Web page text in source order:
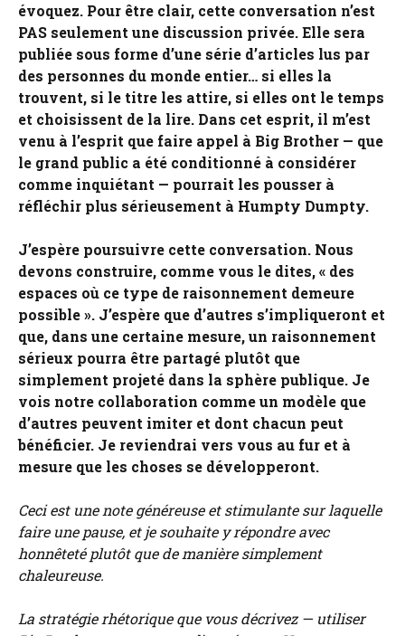
évoquez. Pour être clair, cette conversation n’est
PAS seulement une discussion privée. Elle sera
publiée sous forme d’une série d’articles lus par
des personnes du monde entier… si elles la
trouvent, si le titre les attire, si elles ont le temps
et choisissent de la lire. Dans cet esprit, il m’est
venu à l’esprit que faire appel à Big Brother — que
le grand public a été conditionné à considérer
comme inquiétant — pourrait les pousser à
réfléchir plus sérieusement à Humpty Dumpty.
J’espère poursuivre cette conversation. Nous
devons construire, comme vous le dites, « des
espaces où ce type de raisonnement demeure
possible ». J’espère que d’autres s’impliqueront et
que, dans une certaine mesure, un raisonnement
sérieux pourra être partagé plutôt que
simplement projeté dans la sphère publique. Je
vois notre collaboration comme un modèle que
d’autres peuvent imiter et dont chacun peut
bénéficier. Je reviendrai vers vous au fur et à
mesure que les choses se développeront.
Ceci est une note généreuse et stimulante sur laquelle
faire une pause, et je souhaite y répondre avec
honnêteté plutôt que de manière simplement
chaleureuse.
La stratégie rhétorique que vous décrivez — utiliser